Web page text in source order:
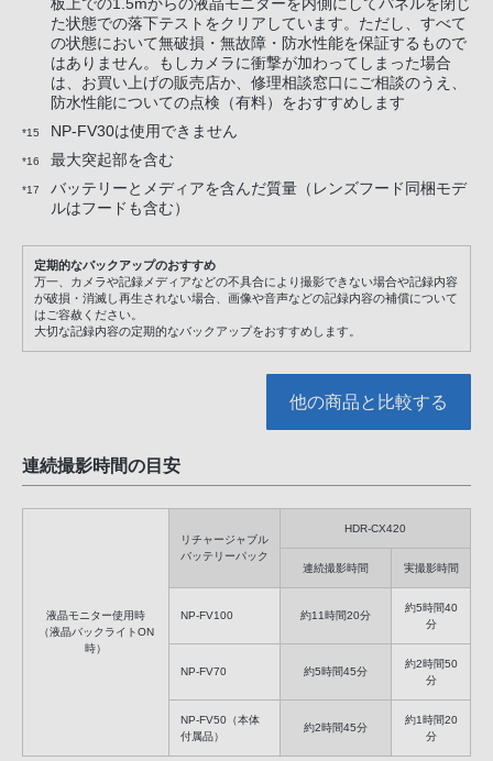
た状態での落下テストをクリアしています。ただし、すべて
の状態において無破損・無故障・防水性能を保証するもので
はありません。もしカメラに衝撃が加わってしまった場合
は、お買い上げの販売店か、修理相談窓口にご相談のうえ、
防水性能についての点検（有料）をおすすめします
*15 NP-FV30は使用できません
*16 最大突起部を含む
*17
バッテリーとメディアを含んだ質量（レンズフード同梱モデ
ルはフードも含む）
定期的なバックアップのおすすめ
万一、カメラや記録メディアなどの不具合により撮影できない場合や記録内容
が破損・消滅し再生されない場合、画像や音声などの記録内容の補償について
はご容赦ください。
大切な記録内容の定期的なバックアップをおすすめします。
他の商品と比較する
連続撮影時間の目安
液晶モニター使用時
（液晶バックライトON
時）
リチャージャブル
バッテリーパック
HDR-CX420
連続撮影時間 実撮影時間
NP-FV100 約11時間20分
約5時間40
分
NP-FV70 約5時間45分
約2時間50
分
NP-FV50（本体
付属品）
約2時間45分
約1時間20
分